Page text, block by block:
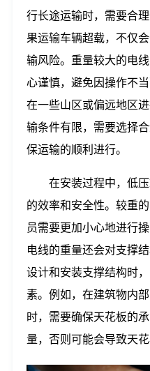
行长途运输时，需要合
果运输车辆超载，不仅
输风险。重量较大的电
心谨慎，避免因操作不
在一些山区或偏远地区
输条件有限，需要选择
保运输的顺利进行。
在安装过程中，低
的效率和安全性。较重
员需要更加小心地进行
电线的重量还会对支撑
设计和安装支撑结构时
素。例如，在建筑物内
时，需要确保天花板的
量，否则可能会导致天花